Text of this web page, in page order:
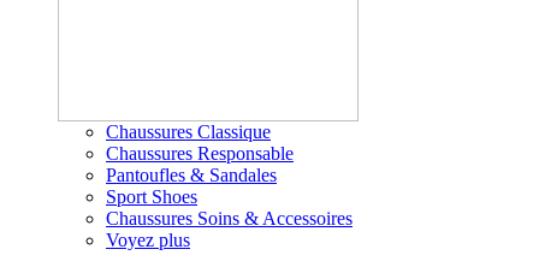
Chaussures Classique
Chaussures Responsable
Pantoufles & Sandales
Sport Shoes
Chaussures Soins & Accessoires
Voyez plus